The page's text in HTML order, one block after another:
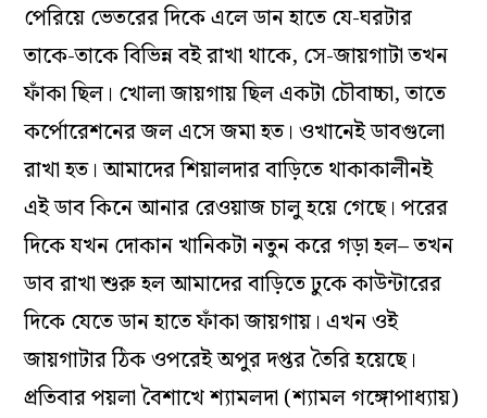
পেরিয়ে ভেতরের দিকে এলে ডান হাতে যে-ঘরটার
তাকে-তাকে বিভিন্ন বই রাখা থাকে, সে-জায়গাটা তখন
ফাঁকা ছিল। খোলা জায়গায় ছিল একটা চৌবাচ্চা, তাতে
কর্পোরেশনের জল এসে জমা হত। ওখানেই ডাবগুলো
রাখা হত। আমাদের শিয়ালদার বাড়িতে থাকাকালীনই
এই ডাব কিনে আনার রেওয়াজ চালু হয়ে গেছে। পরের
দিকে যখন দোকান খানিকটা নতুন করে গড়া হল– তখন
ডাব রাখা শুরু হল আমাদের বাড়িতে ঢুকে কাউন্টারের
দিকে যেতে ডান হাতে ফাঁকা জায়গায়। এখন ওই
জায়গাটার ঠিক ওপরেই অপুর দপ্তর তৈরি হয়েছে।
প্রতিবার পয়লা বৈশাখে শ্যামলদা (শ্যামল গঙ্গোপাধ্যায়)